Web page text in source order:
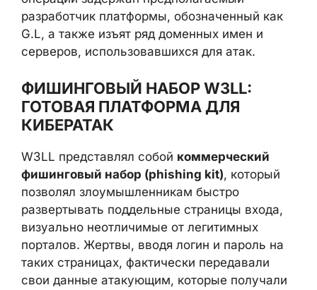
разработчик платформы, обозначенный как
G.L, а также изъят ряд доменных имен и
серверов, использовавшихся для атак.
ФИШИНГОВЫЙ НАБОР W3LL:
ГОТОВАЯ ПЛАТФОРМА ДЛЯ
КИБЕРАТАК
W3LL представлял собой коммерческий
фишинговый набор (phishing kit), который
позволял злоумышленникам быстро
развертывать поддельные страницы входа,
визуально неотличимые от легитимных
порталов. Жертвы, вводя логин и пароль на
таких страницах, фактически передавали
свои данные атакующим, которые